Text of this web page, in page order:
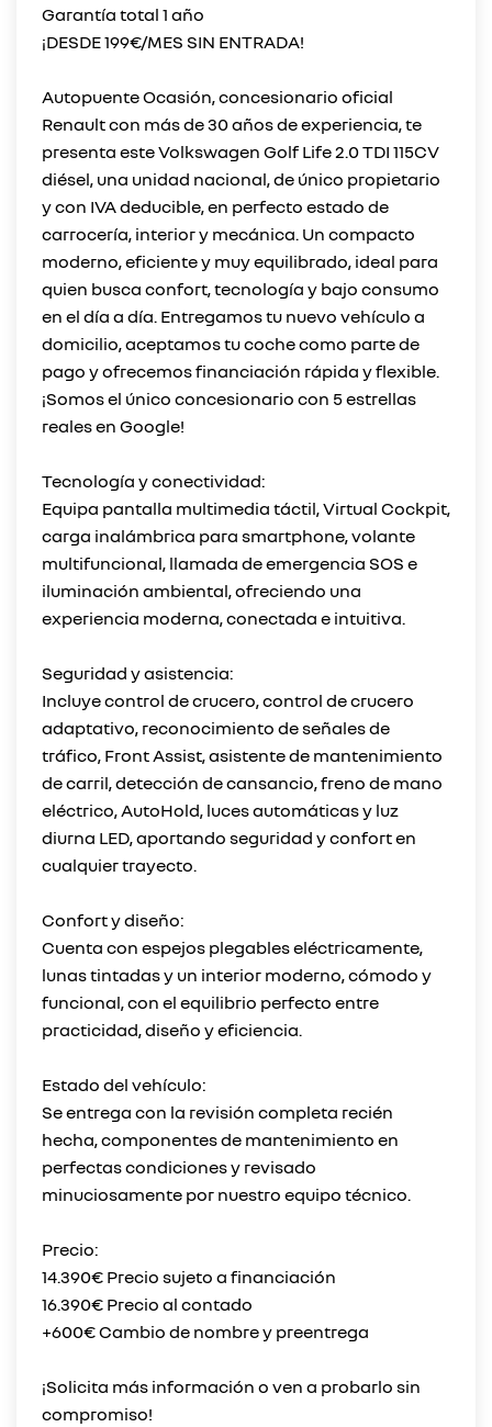
Garantía total 1 año
¡DESDE 199€/MES SIN ENTRADA!
Autopuente Ocasión, concesionario oficial
Renault con más de 30 años de experiencia, te
presenta este Volkswagen Golf Life 2.0 TDI 115CV
diésel, una unidad nacional, de único propietario
y con IVA deducible, en perfecto estado de
carrocería, interior y mecánica. Un compacto
moderno, eficiente y muy equilibrado, ideal para
quien busca confort, tecnología y bajo consumo
en el día a día. Entregamos tu nuevo vehículo a
domicilio, aceptamos tu coche como parte de
pago y ofrecemos financiación rápida y flexible.
¡Somos el único concesionario con 5 estrellas
reales en Google!
Tecnología y conectividad:
Equipa pantalla multimedia táctil, Virtual Cockpit,
carga inalámbrica para smartphone, volante
multifuncional, llamada de emergencia SOS e
iluminación ambiental, ofreciendo una
experiencia moderna, conectada e intuitiva.
Seguridad y asistencia:
Incluye control de crucero, control de crucero
adaptativo, reconocimiento de señales de
tráfico, Front Assist, asistente de mantenimiento
de carril, detección de cansancio, freno de mano
eléctrico, AutoHold, luces automáticas y luz
diurna LED, aportando seguridad y confort en
cualquier trayecto.
Confort y diseño:
Cuenta con espejos plegables eléctricamente,
lunas tintadas y un interior moderno, cómodo y
funcional, con el equilibrio perfecto entre
practicidad, diseño y eficiencia.
Estado del vehículo:
Se entrega con la revisión completa recién
hecha, componentes de mantenimiento en
perfectas condiciones y revisado
minuciosamente por nuestro equipo técnico.
Precio:
14.390€ Precio sujeto a financiación
16.390€ Precio al contado
+600€ Cambio de nombre y preentrega
¡Solicita más información o ven a probarlo sin
compromiso!